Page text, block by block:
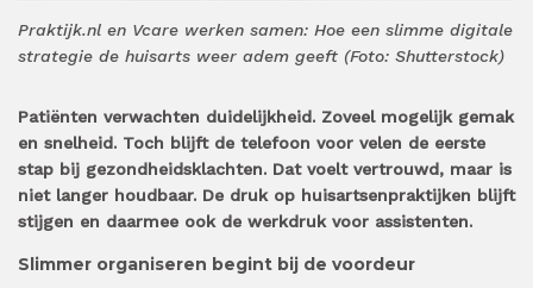
Praktijk.nl en Vcare werken samen: Hoe een slimme digitale
strategie de huisarts weer adem geeft (Foto: Shutterstock)
Patiënten verwachten duidelijkheid. Zoveel mogelijk gemak
en snelheid. Toch blijft de telefoon voor velen de eerste
stap bij gezondheidsklachten. Dat voelt vertrouwd, maar is
niet langer houdbaar. De druk op huisartsenpraktijken blijft
stijgen en daarmee ook de werkdruk voor assistenten.
Slimmer organiseren begint bij de voordeur